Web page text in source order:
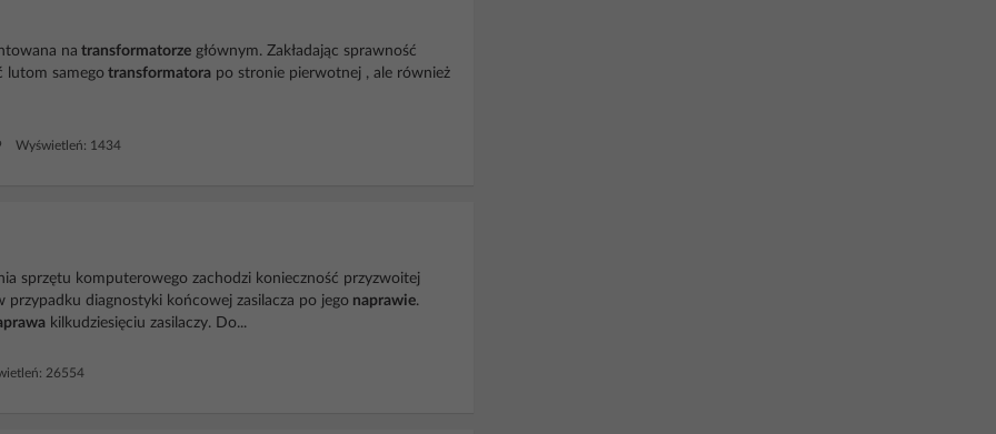
na transformatorze głównym. Zakładając sprawność
lutom samego transformatora po stronie pierwotnej , ale również
Wyświetleń: 1434
sprzętu komputerowego zachodzi konieczność przyzwoitej
przypadku diagnostyki końcowej zasilacza po jego naprawie.
kilkudziesięciu zasilaczy. Do...
26554